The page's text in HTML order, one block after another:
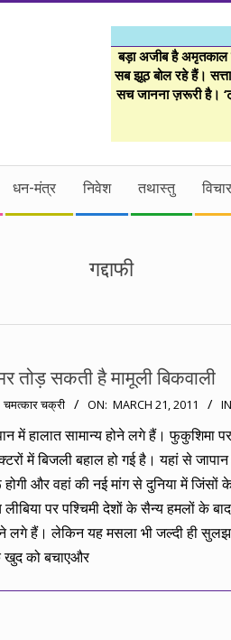
बड़ा अजीब है अमृतकाल
सब झूठ बोल रहे हैं।
सच जानना ज़रूरी है।
धन-मंत्र निवेश तथास्तु विचार
गद्दाफी
तोड़ सकती है मामूली बिकवाली
चमत्कार चक्री ON: MARCH 21, 2011
में हालात सामान्य होने लगे हैं। फुकुशिमा
में बिजली बहाल हो गई है। यहां से जापान
और वहां की नई मांग से दुनिया में
लीबिया पर पश्चिमी देशों के सैन्य हमलों के
लगे हैं। लेकिन यह मसला भी जल्दी ही सुलझ
को बचाएऔर